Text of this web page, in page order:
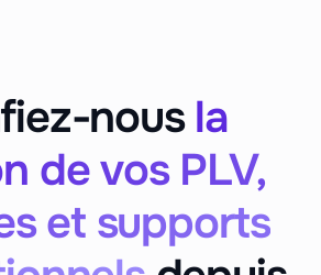
nousla
de vos PLV,
et supports